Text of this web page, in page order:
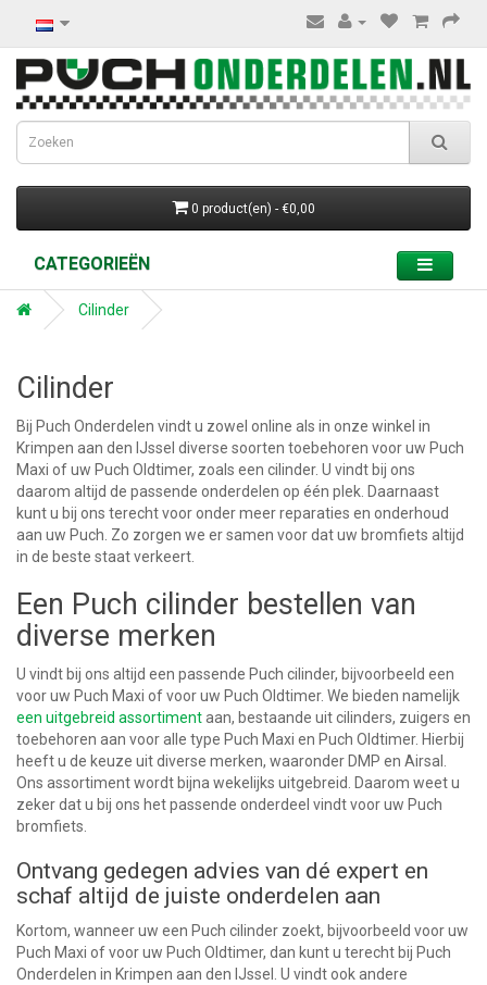
0 product(en) - €0,00
CATEGORIEËN
Cilinder
Cilinder
Bij Puch Onderdelen vindt u zowel online als in onze winkel in
Krimpen aan den IJssel diverse soorten toebehoren voor uw Puch
Maxi of uw Puch Oldtimer, zoals een cilinder. U vindt bij ons
daarom altijd de passende onderdelen op één plek. Daarnaast
kunt u bij ons terecht voor onder meer reparaties en onderhoud
aan uw Puch. Zo zorgen we er samen voor dat uw bromfiets altijd
in de beste staat verkeert.
Een Puch cilinder bestellen van
diverse merken
U vindt bij ons altijd een passende Puch cilinder, bijvoorbeeld een
voor uw Puch Maxi of voor uw Puch Oldtimer. We bieden namelijk
een uitgebreid assortimentaan, bestaande uit cilinders, zuigers en
toebehoren aan voor alle type Puch Maxi en Puch Oldtimer. Hierbij
heeft u de keuze uit diverse merken, waaronder DMP en Airsal.
Ons assortiment wordt bijna wekelijks uitgebreid. Daarom weet u
zeker dat u bij ons het passende onderdeel vindt voor uw Puch
bromfiets.
Ontvang gedegen advies van dé expert en
schaf altijd de juiste onderdelen aan
Kortom, wanneer uw een Puch cilinder zoekt, bijvoorbeeld voor uw
Puch Maxi of voor uw Puch Oldtimer, dan kunt u terecht bij Puch
Onderdelen in Krimpen aan den IJssel. U vindt ook andere